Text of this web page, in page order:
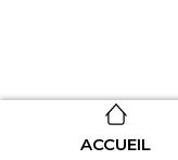
ACCUEIL